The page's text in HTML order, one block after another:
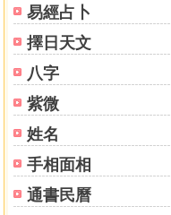
易經占卜
擇日天文
八字
紫微
姓名
手相面相
通書民曆
˙門開正北方位者
第六章 風水改「孕」大法
˙爐向
˙床位
˙食物改「孕 」
第七章 風水桃花大法
˙桃花密碼
˙姻緣方床位